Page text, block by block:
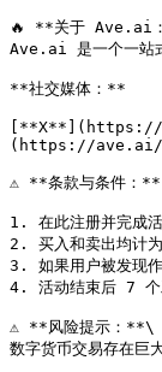
🔥 **关于 Ave.ai
Ave.ai 是一个一站
**社交媒体：**
(https://ave.ai/
⚠️ **条款与条件：**
1. 在此注册并完成活
2. 买入和卖出均计为
3. 如果用户被发现作
4. 活动结束后 7 个
⚠️ **风险提示：**\